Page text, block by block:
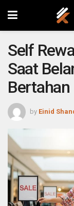
Self
Saat
Bertahan
by Einid